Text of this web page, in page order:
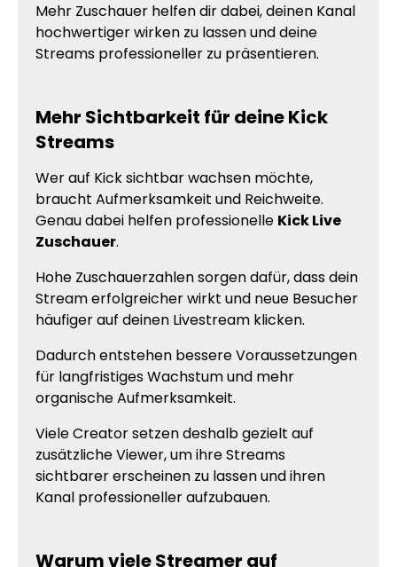
Mehr Zuschauer helfen dir dabei, deinen Kanal
hochwertiger wirken zu lassen und deine
Streams professioneller zu präsentieren.
Mehr Sichtbarkeit für deine Kick
Streams
Wer auf Kick sichtbar wachsen möchte,
braucht Aufmerksamkeit und Reichweite.
Genau dabei helfen professionelle Kick Live
Zuschauer.
Hohe Zuschauerzahlen sorgen dafür, dass dein
Stream erfolgreicher wirkt und neue Besucher
häufiger auf deinen Livestream klicken.
Dadurch entstehen bessere Voraussetzungen
für langfristiges Wachstum und mehr
organische Aufmerksamkeit.
Viele Creator setzen deshalb gezielt auf
zusätzliche Viewer, um ihre Streams
sichtbarer erscheinen zu lassen und ihren
Kanal professioneller aufzubauen.
Warum viele Streamer auf